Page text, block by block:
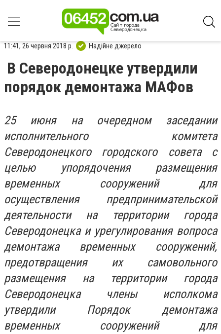
11:41, 26 червня 2018 р. Надійне джерело
В Северодонецке утвердили
порядок демонтажа МАФов
25 июня на очередном заседании
исполнительного комитета
Северодонецкого городского совета с
целью упорядочения размещения
временных сооружений для
осуществления предпринимательской
деятельности на территории города
Северодонецка и урегулирования вопроса
демонтажа временных сооружений,
предотвращения их самовольного
размещения на территории города
Северодонецка члены исполкома
утвердили Порядок демонтажа
временных сооружений для